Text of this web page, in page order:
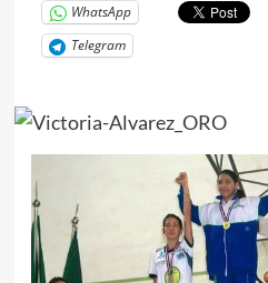
WhatsApp
Telegram